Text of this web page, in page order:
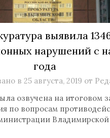
выявила
нарушений с
года
в 25 августа, 2019 от
озвучена на итоговом
по вопросам
Владимирской